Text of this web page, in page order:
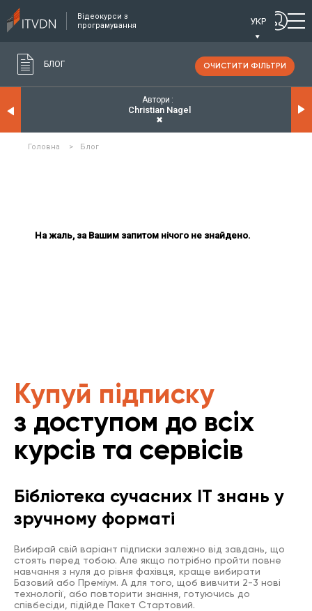
Відеокурси з
програмування
УКР
БЛОГ ОЧИСТИТИ ФІЛЬТРИ
Автори
Christian Nagel
✖
Головна > Блог
На жаль, за Вашим запитом нічого не знайдено.
Купуй підписку
з доступом до всіх
курсів та сервісів
Бібліотека сучасних IT знань у
зручному форматі
Вибирай свій варіант підписки залежно від завдань, що
стоять перед тобою. Але якщо потрібно пройти повне
навчання з нуля до рівня фахівця, краще вибирати
Базовий або Преміум. А для того, щоб вивчити 2-3 нові
технології, або повторити знання, готуючись до
співбесіди, підійде Пакет Стартовий.